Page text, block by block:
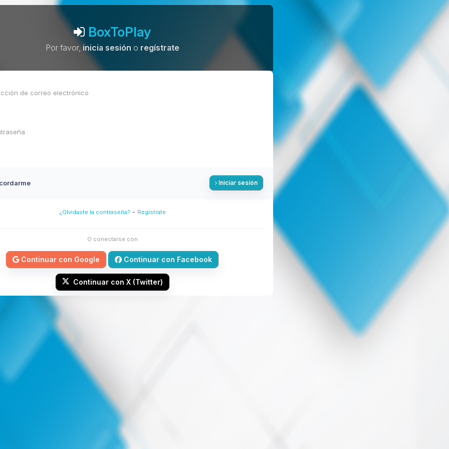
BoxToPlay
Por favor,inicia sesión o regístrate
Iniciar sesión
¿Olvidaste la contraseña? - Regístrate
O conectarse con
Continuar con Google Continuar con Facebook
Continuar con X (Twitter)